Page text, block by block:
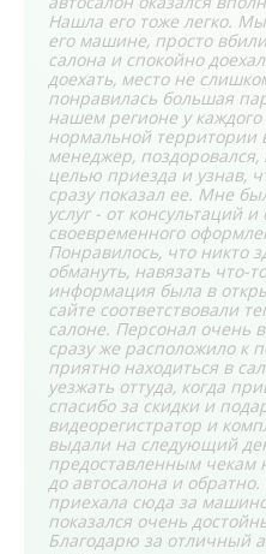
Нашла его тоже легко.
его машине, просто
салона и спокойно
доехать, место не
понравилась большая
нашем регионе у каждого
нормальной территории
менеджер,
целью приезда и узнав,
сразу показал ее. Мне
услуг - от консультаций
своевременного
Понравилось, что никто
обмануть, навязать что-
информация была в
сайте соответствовали
салоне. Персонал очень
сразу же расположило к
приятно находиться в
уезжать оттуда, когда
спасибо за скидки и
видеорегистратор и
выдали на следующий
предоставленным чекам
до автосалона и
приехала сюда за
показался очень
Благодарю за отличный